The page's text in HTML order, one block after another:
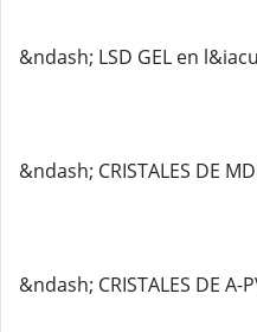
&ndash; LSD GEL en
&ndash; CRISTALES DE
&ndash; CRISTALES DE